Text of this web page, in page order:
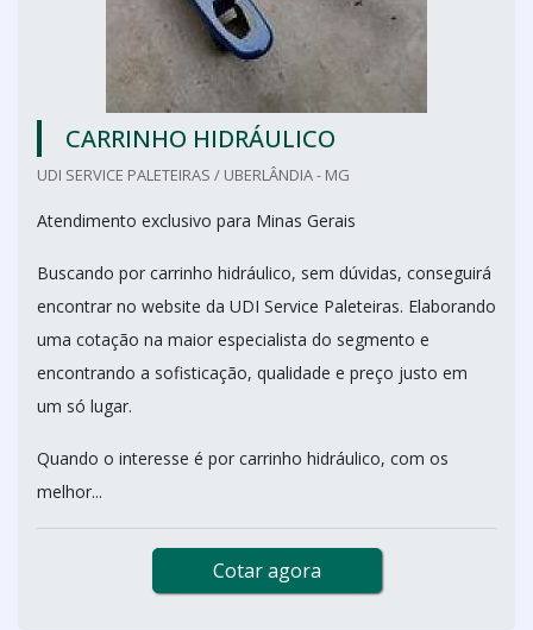
CARRINHO HIDRÁULICO
UDI SERVICE PALETEIRAS / UBERLÂNDIA - MG
Atendimento exclusivo para Minas Gerais
Buscando por carrinho hidráulico, sem dúvidas, conseguirá
encontrar no website da UDI Service Paleteiras. Elaborando
uma cotação na maior especialista do segmento e
encontrando a sofisticação, qualidade e preço justo em
um só lugar.
Quando o interesse é por carrinho hidráulico, com os
melhor...
Cotar agora